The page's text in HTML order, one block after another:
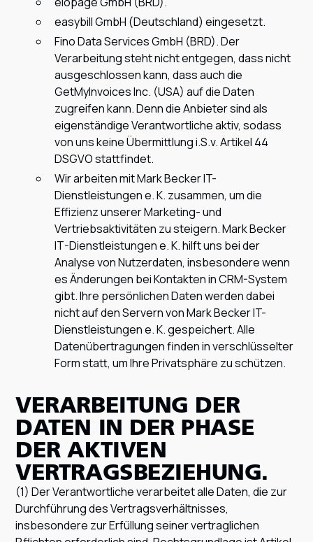
easybill GmbH (Deutschland) eingesetzt.
Fino Data Services GmbH (BRD). Der
Verarbeitung steht nicht entgegen, dass nicht
ausgeschlossen kann, dass auch die
GetMyInvoices Inc. (USA) auf die Daten
zugreifen kann. Denn die Anbieter sind als
eigenständige Verantwortliche aktiv, sodass
von uns keine Übermittlung i.S.v. Artikel 44
DSGVO stattfindet.
Wir arbeiten mit Mark Becker IT-
Dienstleistungen e. K. zusammen, um die
Effizienz unserer Marketing- und
Vertriebsaktivitäten zu steigern. Mark Becker
IT-Dienstleistungen e. K. hilft uns bei der
Analyse von Nutzerdaten, insbesondere wenn
es Änderungen bei Kontakten in CRM-System
gibt. Ihre persönlichen Daten werden dabei
nicht auf den Servern von Mark Becker IT-
Dienstleistungen e. K. gespeichert. Alle
Datenübertragungen finden in verschlüsselter
Form statt, um Ihre Privatsphäre zu schützen.
VERARBEITUNG DER
DATEN IN DER PHASE
DER AKTIVEN
VERTRAGSBEZIEHUNG.
(1) Der Verantwortliche verarbeitet alle Daten, die zur
Durchführung des Vertragsverhältnisses,
insbesondere zur Erfüllung seiner vertraglichen